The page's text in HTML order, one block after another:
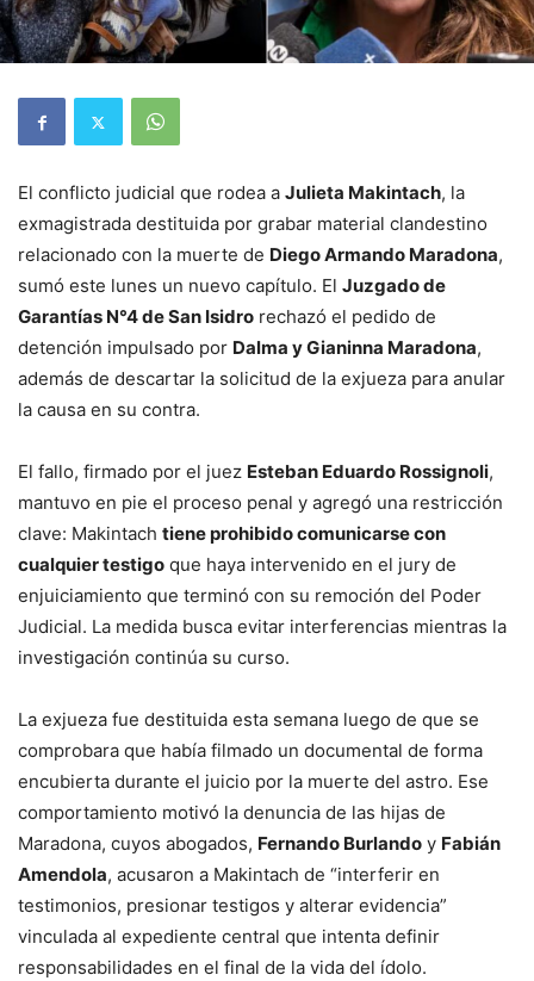
El conflicto judicial que rodea a Julieta Makintach, la
exmagistrada destituida por grabar material clandestino
relacionado con la muerte de Diego Armando Maradona,
sumó este lunes un nuevo capítulo. El Juzgado de
Garantías N°4 de San Isidro rechazó el pedido de
detención impulsado por Dalma y Gianinna Maradona,
además de descartar la solicitud de la exjueza para anular
la causa en su contra.
El fallo, firmado por el juez Esteban Eduardo Rossignoli,
mantuvo en pie el proceso penal y agregó una restricción
clave: Makintach tiene prohibido comunicarse con
cualquier testigo que haya intervenido en el jury de
enjuiciamiento que terminó con su remoción del Poder
Judicial. La medida busca evitar interferencias mientras la
investigación continúa su curso.
La exjueza fue destituida esta semana luego de que se
comprobara que había filmado un documental de forma
encubierta durante el juicio por la muerte del astro. Ese
comportamiento motivó la denuncia de las hijas de
Maradona, cuyos abogados, Fernando Burlando y Fabián
Amendola, acusaron a Makintach de “interferir en
testimonios, presionar testigos y alterar evidencia”
vinculada al expediente central que intenta definir
responsabilidades en el final de la vida del ídolo.